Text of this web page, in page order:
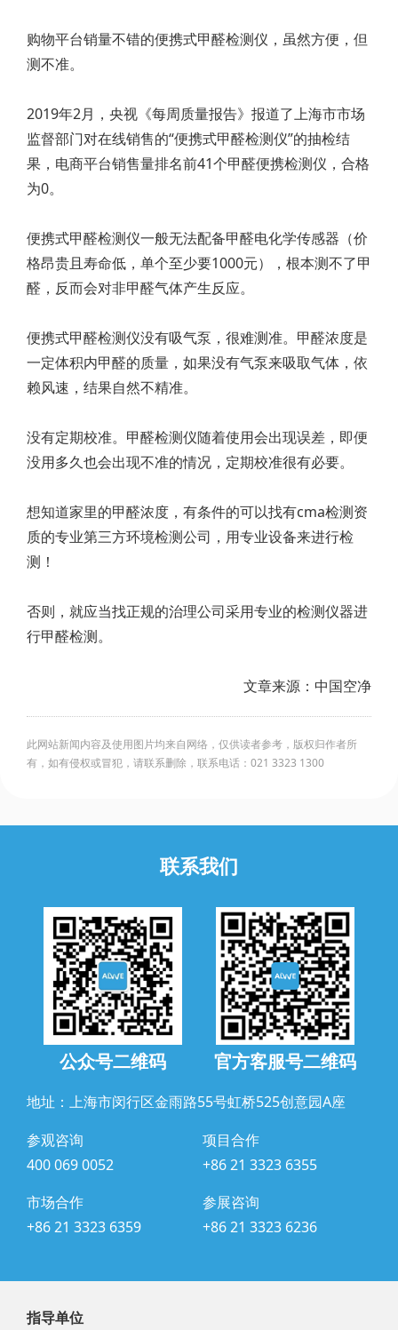
购物平台销量不错的便携式甲醛检测仪，虽然方便，但
测不准。
2019年2月，央视《每周质量报告》报道了上海市市场
监督部门对在线销售的“便携式甲醛检测仪”的抽检结
果，电商平台销售量排名前41个甲醛便携检测仪，合格
为0。
便携式甲醛检测仪一般无法配备甲醛电化学传感器（价
格昂贵且寿命低，单个至少要1000元），根本测不了甲
醛，反而会对非甲醛气体产生反应。
便携式甲醛检测仪没有吸气泵，很难测准。甲醛浓度是
一定体积内甲醛的质量，如果没有气泵来吸取气体，依
赖风速，结果自然不精准。
没有定期校准。甲醛检测仪随着使用会出现误差，即便
没用多久也会出现不准的情况，定期校准很有必要。
想知道家里的甲醛浓度，有条件的可以找有cma检测资
质的专业第三方环境检测公司，用专业设备来进行检
测！
否则，就应当找正规的治理公司采用专业的检测仪器进
行甲醛检测。
文章来源：中国空净
此网站新闻内容及使用图片均来自网络，仅供读者参考，版权归作者所
有，如有侵权或冒犯，请联系删除，联系电话：021 3323 1300
联系我们
公众号二维码 官方客服号二维码
地址：上海市闵行区金雨路55号虹桥525创意园A座
参观咨询
400 069 0052
项目合作
+86 21 3323 6355
市场合作
+86 21 3323 6359
参展咨询
+86 21 3323 6236
指导单位